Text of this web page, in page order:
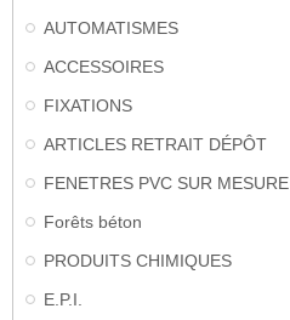
AUTOMATISMES
ACCESSOIRES
FIXATIONS
ARTICLES RETRAIT DÉPÔT
FENETRES PVC SUR MESURE
Forêts béton
PRODUITS CHIMIQUES
E.P.I.